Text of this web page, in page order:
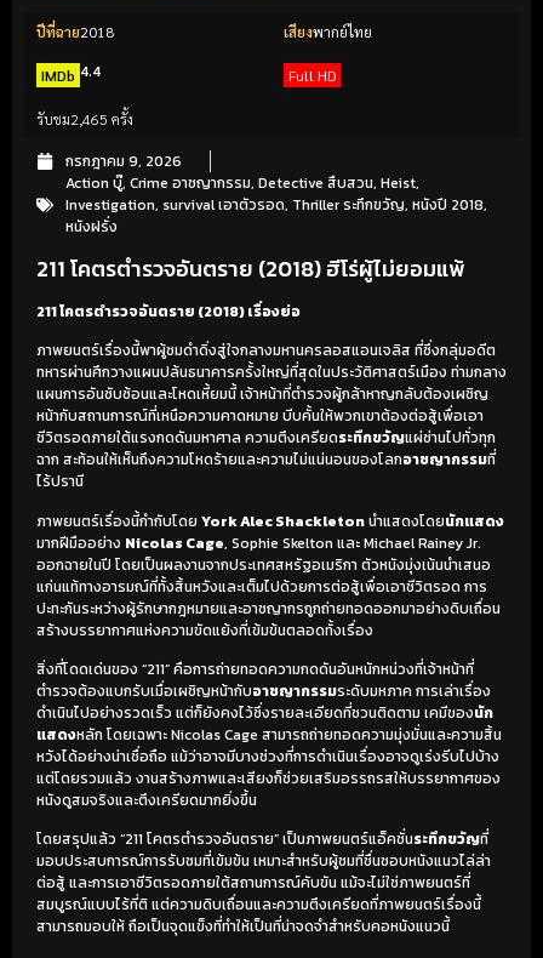
ปีที่ฉาย2018 เสียงพากย์ไทย
IMDb 4.4 Full HD
รับชม2,465 ครั้ง
กรกฎาคม 9, 2026
Action บู๊, Crime อาชญากรรม, Detective สืบสวน, Heist,
Investigation, survival เอาตัวรอด, Thriller ระทึกขวัญ, หนังปี 2018,
หนังฝรั่ง
211 โคตรตำรวจอันตราย (2018) ฮีโร่ผู้ไม่ยอมแพ้
211 โคตรตำรวจอันตราย (2018) เรื่องย่อ
ภาพยนตร์เรื่องนี้พาผู้ชมดำดิ่งสู่ใจกลางมหานครลอสแอนเจลิส ที่ซึ่งกลุ่มอดีต
ทหารผ่านศึกวางแผนปล้นธนาคารครั้งใหญ่ที่สุดในประวัติศาสตร์เมือง ท่ามกลาง
แผนการอันซับซ้อนและโหดเหี้ยมนี้ เจ้าหน้าที่ตำรวจผู้กล้าหาญกลับต้องเผชิญ
หน้ากับสถานการณ์ที่เหนือความคาดหมาย บีบคั้นให้พวกเขาต้องต่อสู้เพื่อเอา
ชีวิตรอดภายใต้แรงกดดันมหาศาล ความตึงเครียดระทึกขวัญแผ่ซ่านไปทั่วทุก
ฉาก สะท้อนให้เห็นถึงความโหดร้ายและความไม่แน่นอนของโลกอาชญากรรมที่
ไร้ปรานี
ภาพยนตร์เรื่องนี้กำกับโดย York Alec Shackletonนำแสดงโดยนักแสดง
มากฝีมืออย่าง Nicolas Cage, Sophie Skelton และ Michael Rainey Jr.
ออกฉายในปี โดยเป็นผลงานจากประเทศสหรัฐอเมริกา ตัวหนังมุ่งเน้นนำเสนอ
แก่นแท้ทางอารมณ์ที่ทั้งสิ้นหวังและเต็มไปด้วยการต่อสู้เพื่อเอาชีวิตรอด การ
ปะทะกันระหว่างผู้รักษากฎหมายและอาชญากรถูกถ่ายทอดออกมาอย่างดิบเถื่อน
สร้างบรรยากาศแห่งความขัดแย้งที่เข้มข้นตลอดทั้งเรื่อง
สิ่งที่โดดเด่นของ “211” คือการถ่ายทอดความกดดันอันหนักหน่วงที่เจ้าหน้าที่
ตำรวจต้องแบกรับเมื่อเผชิญหน้ากับอาชญากรรมระดับมหภาค การเล่าเรื่อง
ดำเนินไปอย่างรวดเร็ว แต่ก็ยังคงไว้ซึ่งรายละเอียดที่ชวนติดตาม เคมีของนัก
แสดงหลัก โดยเฉพาะ Nicolas Cage สามารถถ่ายทอดความมุ่งมั่นและความสิ้น
หวังได้อย่างน่าเชื่อถือ แม้ว่าอาจมีบางช่วงที่การดำเนินเรื่องอาจดูเร่งรีบไปบ้าง
แต่โดยรวมแล้ว งานสร้างภาพและเสียงก็ช่วยเสริมอรรถรสให้บรรยากาศของ
หนังดูสมจริงและตึงเครียดมากยิ่งขึ้น
โดยสรุปแล้ว “211 โคตรตำรวจอันตราย” เป็นภาพยนตร์แอ็คชั่นระทึกขวัญที่
มอบประสบการณ์การรับชมที่เข้มข้น เหมาะสำหรับผู้ชมที่ชื่นชอบหนังแนวไล่ล่า
ต่อสู้ และการเอาชีวิตรอดภายใต้สถานการณ์คับขัน แม้จะไม่ใช่ภาพยนตร์ที่
สมบูรณ์แบบไร้ที่ติ แต่ความดิบเถื่อนและความตึงเครียดที่ภาพยนตร์เรื่องนี้
สามารถมอบให้ ถือเป็นจุดแข็งที่ทำให้เป็นที่น่าจดจำสำหรับคอหนังแนวนี้